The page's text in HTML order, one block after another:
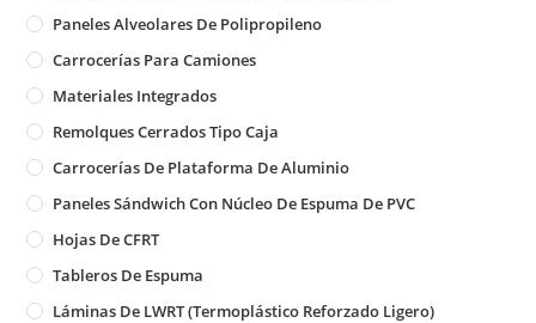
Paneles Alveolares De Polipropileno
Carrocerías Para Camiones
Materiales Integrados
Remolques Cerrados Tipo Caja
Carrocerías De Plataforma De Aluminio
Paneles Sándwich Con Núcleo De Espuma De PVC
Hojas De CFRT
Tableros De Espuma
Láminas De LWRT (Termoplástico Reforzado Ligero)